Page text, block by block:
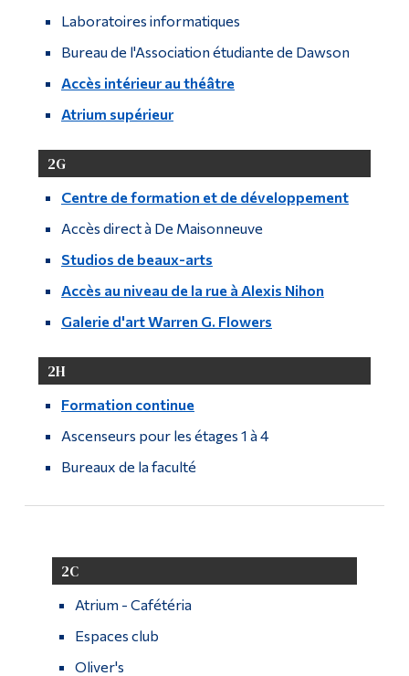
Laboratoires informatiques
Bureau de l'Association étudiante de Dawson
Accès intérieur au théâtre
Atrium supérieur
2G
Centre de formation et de développement
Accès direct à De Maisonneuve
Studios de beaux-arts
Accès au niveau de la rue à Alexis Nihon
Galerie d'art Warren G. Flowers
2H
Formation continue
Ascenseurs pour les étages 1 à 4
Bureaux de la faculté
2C
Atrium - Cafétéria
Espaces club
Oliver's